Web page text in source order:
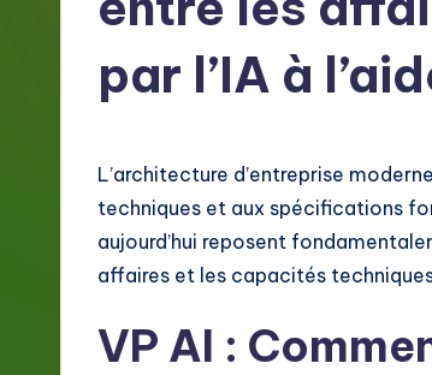
par l’IA à
L’architecture d’entreprise
techniques et aux spécifications
aujourd’hui reposent
affaires et les capacités
VP AI :